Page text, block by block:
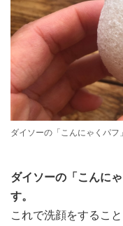
ダイソーの「こんにゃくパ
ダイソーの「こんに
す。
これで洗顔をするこ